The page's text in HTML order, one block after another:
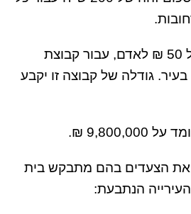
כמו כן נדרש פיצוי של 50 ₪ לאדם, עבור קבוצת
גודלה של קבוצה זו יקבע
₪.
הצעדים בהם מתבקש בית
הנתבעת: